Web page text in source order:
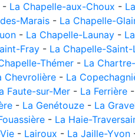
- La Chapelle-aux-Choux -
Marais - La Chapelle-
- La Chapelle-Launay -
Fray - La Chapelle-Saint-
Thémer - La
Chevrolière - La
Faute-sur-Mer - La Ferrière -
- La Genétouze - La
- La Haie-
- Lairoux - La Jaille-Yvon